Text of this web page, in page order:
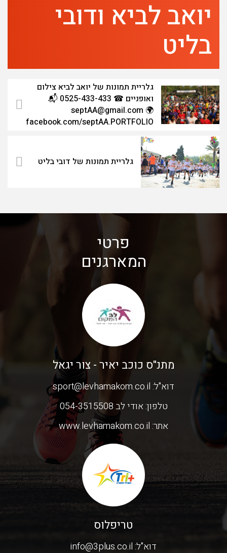
יואב לביא ודובי
בליט
גלריית תמונות של יואב לביא צילום
ואופניים ☎ 0525-433-433 📬
septAA@gmail.com 🌍
facebook.com/septAA.PORTFOLIO
גלריית תמונות של דובי בליט
פרטי
המארגנים
מתנ"ס כוכב יאיר - צור יגאל
דוא"ל: sport@levhamakom.co.il
טלפון:אודי לב 054-3515508
אתר: www.levhamakom.co.il
טריפלוס
דוא"ל:info@3plus.co.il